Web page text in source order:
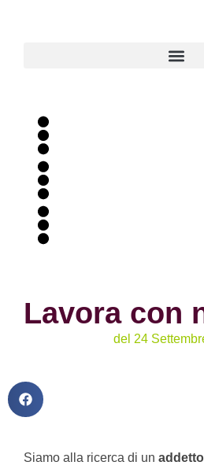
Lavora con
del 24
Siamo alla ricerca di un